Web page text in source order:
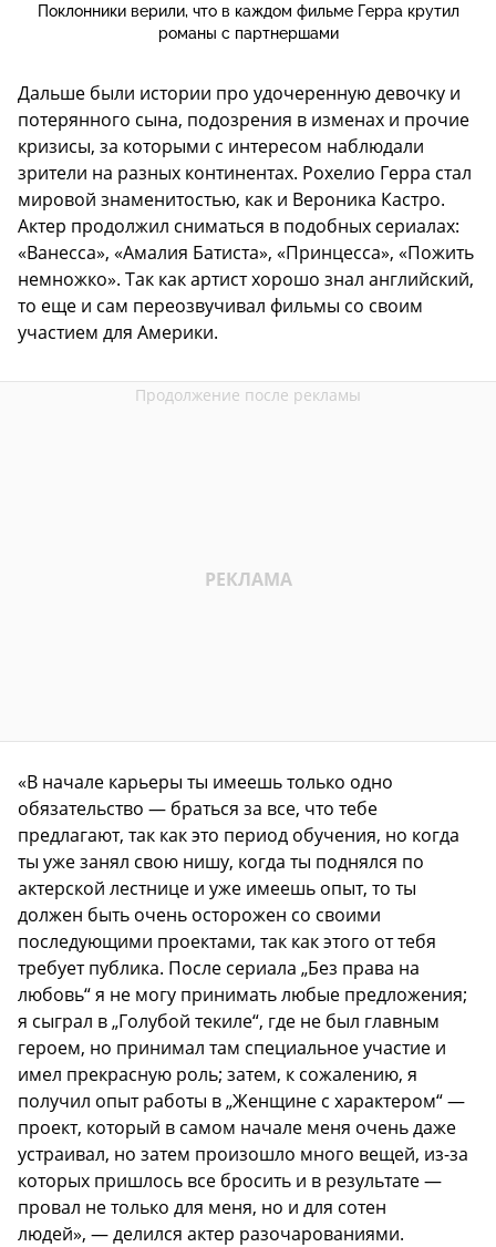
Поклонники верили, что в каждом фильме Герра крутил
романы с партнершами
Дальше были истории про удочеренную девочку и
потерянного сына, подозрения в изменах и прочие
кризисы, за которыми с интересом наблюдали
зрители на разных континентах. Рохелио Герра стал
мировой знаменитостью, как и Вероника Кастро.
Актер продолжил сниматься в подобных сериалах:
«Ванесса», «Амалия Батиста», «Принцесса», «Пожить
немножко». Так как артист хорошо знал английский,
то еще и сам переозвучивал фильмы со своим
участием для Америки.
«В начале карьеры ты имеешь только одно
обязательство — браться за все, что тебе
предлагают, так как это период обучения, но когда
ты уже занял свою нишу, когда ты поднялся по
актерской лестнице и уже имеешь опыт, то ты
должен быть очень осторожен со своими
последующими проектами, так как этого от тебя
требует публика. После сериала „Без права на
любовь“ я не могу принимать любые предложения;
я сыграл в „Голубой текиле“, где не был главным
героем, но принимал там специальное участие и
имел прекрасную роль; затем, к сожалению, я
получил опыт работы в „Женщине с характером“ —
проект, который в самом начале меня очень даже
устраивал, но затем произошло много вещей, из-за
которых пришлось все бросить и в результате —
провал не только для меня, но и для сотен
людей», — делился актер разочарованиями.